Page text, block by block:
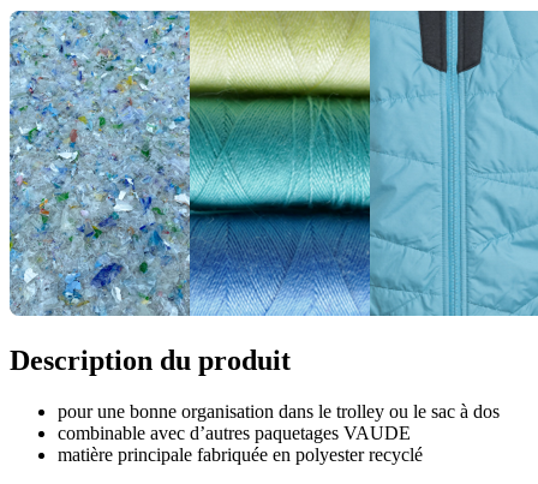
Description du produit
pour une bonne organisation dans le trolley ou le sac à dos
combinable avec d’autres paquetages VAUDE
matière principale fabriquée en polyester recyclé